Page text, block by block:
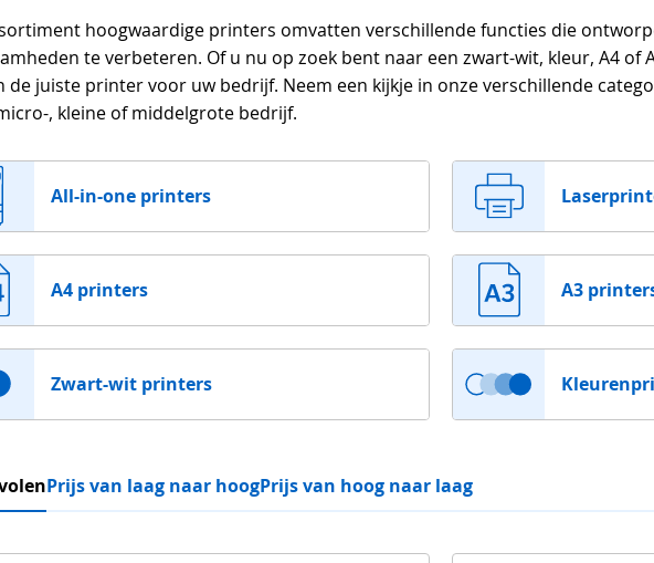
hoogwaardige printers omvatten verschillende functies die
te verbeteren. Of u nu op zoek bent naar een zwart-wit, kleur, A4
de juiste printer voor uw bedrijf. Neem een kijkje in onze verschillende
, kleine of middelgrote bedrijf.
All-in-one printers
A4 printers A3
Zwart-wit printers
Prijs van laag naar hoogPrijs van hoog naar laag